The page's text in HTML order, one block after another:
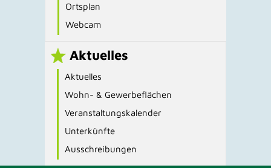
Ortsplan
Webcam
Aktuelles
Aktuelles
Wohn- & Gewerbeflächen
Veranstaltungskalender
Unterkünfte
Ausschreibungen